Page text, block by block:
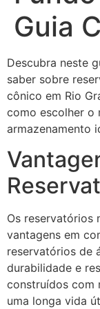
Guia
Descubra neste
saber sobre
cônico em Rio
como escolher o
armazenamento
Os reservatórios
vantagens em
reservatórios de
durabilidade e
construídos com
uma longa vida